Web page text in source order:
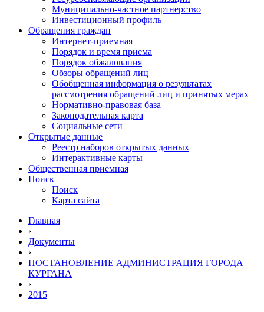
Муниципально-частное партнерство
Инвестиционный профиль
Обращения граждан
Интернет-приемная
Порядок и время приема
Порядок обжалования
Обзоры обращений лиц
Обобщенная информация о результатах
рассмотрения обращений лиц и принятых мерах
Нормативно-правовая база
Законодательная карта
Социальные сети
Открытые данные
Реестр наборов открытых данных
Интерактивные карты
Общественная приемная
Поиск
Поиск
Карта сайта
Главная
›
Документы
›
ПОСТАНОВЛЕНИЕ АДМИНИСТРАЦИЯ ГОРОДА
КУРГАНА
›
2015